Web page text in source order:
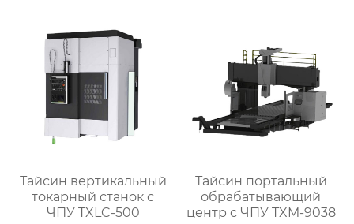
Тайсин вертикальный
токарный станок с
ЧПУ TXLC-500
Тайсин портальный
обрабатывающий
центр с ЧПУ TXM-9038